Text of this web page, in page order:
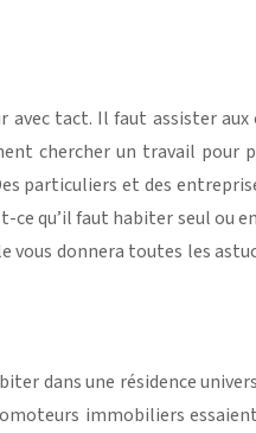
tact. Il faut assister aux
chercher un travail pour
particuliers et des
qu’il faut habiter seul ou
donnera toutes les
dans une résidence
immobiliers